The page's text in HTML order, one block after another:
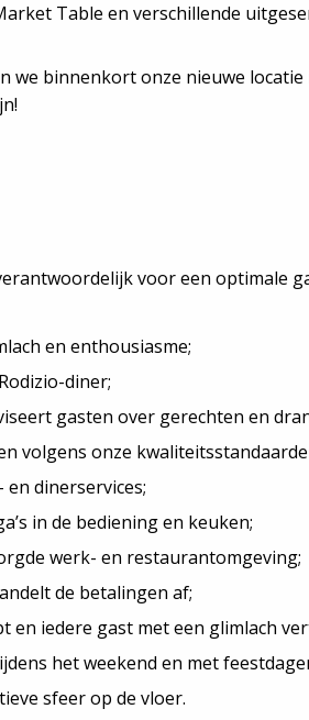
Table en verschillende
we binnenkort onze nieuwe
voor een optimale
en enthousiasme;
diner;
gasten over gerechten en
volgens onze
dinerservices;
in de bediening en keuken;
werk- en restaurantomgeving;
de betalingen af;
en iedere gast met een glimlach
het weekend en met
sfeer op de vloer.